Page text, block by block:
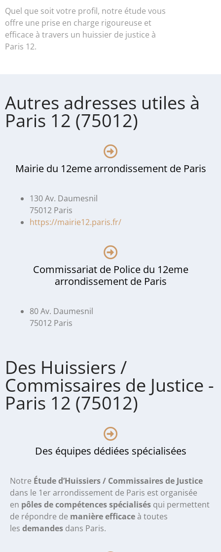
Quel que soit votre profil, notre étude vous
offre une prise en charge rigoureuse et
efficace à travers un huissier de justice à
Paris 12.
Autres adresses utiles à
Paris 12 (75012)
Mairie du 12eme arrondissement de Paris
130 Av. Daumesnil
75012 Paris
https://mairie12.paris.fr/
Commissariat de Police du 12eme
arrondissement de Paris
80 Av. Daumesnil
75012 Paris
Des Huissiers /
Commissaires de Justice -
Paris 12 (75012)
Des équipes dédiées spécialisées
Notre Étude d’Huissiers / Commissaires de Justice
dans le 1er arrondissement de Paris est organisée
en pôles de compétences spécialisés qui permettent
de répondre de manière efficaceà toutes
les demandes dans Paris.